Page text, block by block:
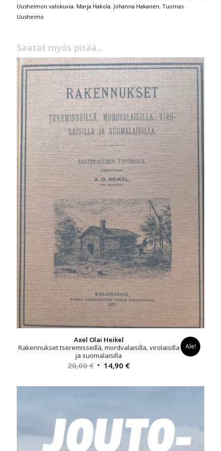
Uusheimon valokuvia, Marja Hakola, Johanna Hakanen, Tuomas
Uusheimo
Saatat myös pitää...
Axel Olai Heikel
Rakennukset tseremisseillä, mordvalaisilla, virolaisilla
ja suomalaisilla
20,00€ Alkuperäinen
oli:
14,90 €Nykyinen
on:
Ale!